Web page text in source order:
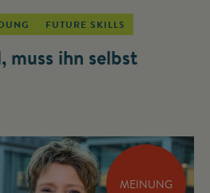
FUTURE SKILLS
muss ihn selbst
MEINUNG